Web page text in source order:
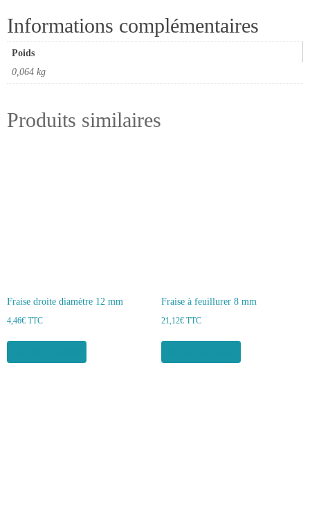
C25,40
Informations complémentaires
Poids
0,064 kg
Produits similaires
Fraise droite diamètre 12 mm
4,46€ TTC
Fraise à feuillurer 8 mm
21,12€ TTC